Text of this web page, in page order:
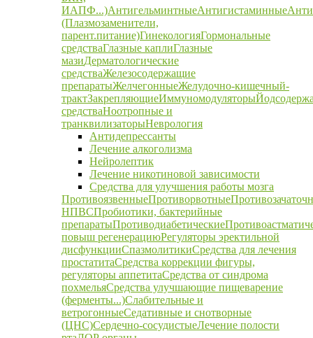
ИАПФ...)АнтигельминтныеАнтигистаминные
(Плазмозаменители,
парент.питание)ГинекологияГормональные
средстваГлазные каплиГлазные
мазиДерматологические
средстваЖелезосодержащие
препаратыЖелчегонныеЖелудочно-кишечный-
трактЗакрепляющиеИммуномодуляторы
средстваНоотропные и
транквилизаторыНеврология
Антидепрессанты
Лечение алкоголизма
Нейролептик
Лечение никотиновой зависимости
Средства для улучшения работы мозга
ПротивоязвенныеПротиворвотные
НПВСПробиотики, бактерийные
препаратыПротиводиабетические
повыш регенерациюРегуляторы эректильной
дисфункцииСпазмолитикиСредства для лечения
простатитаСредства коррекции фигуры,
регуляторы аппетитаСредства от синдрома
похмельяСредства улучшающие пищеварение
(ферменты...)Слабительные и
ветрогонныеСедативные и снотворные
(ЦНС)Сердечно-сосудистыеЛечение полости